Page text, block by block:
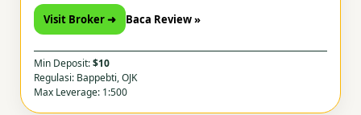
Visit Broker ➜ Baca Review »
Min Deposit:$10
Regulasi: Bappebti, OJK
Max Leverage: 1:500